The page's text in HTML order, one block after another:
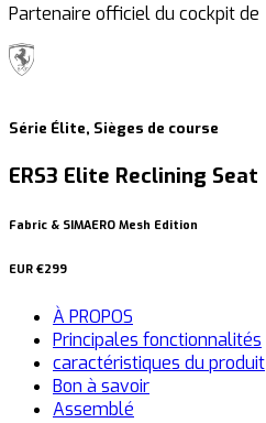
Partenaire officiel du cockpit de
Série Élite, Sièges de course
ERS3 Elite Reclining Seat
Fabric & SIMAERO Mesh Edition
EUR €299
À PROPOS
Principales fonctionnalités
caractéristiques du produit
Bon à savoir
Assemblé